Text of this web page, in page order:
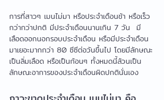
การที่สาวๆ เมนไม่มา หรือประจำเดือนช้า หรือเร็ว
กว่ากว่าปกติ มีประจำเดือนนานเกิน 7 วัน  มี
เลือดออกนอกรอบประจำเดือน หรือมีประจำเดือน
มาเยอะมากกว่า 80 ซีซีต่อวันขึ้นไป โดยมีลักษณะ
เป็นลิ่มเลือด หรือเป็นก้อนๆ ทั้งหมดนี้ล้วนเป็น
ลักษณะอาการของประจำเดือนผิดปกตินั่นเอง